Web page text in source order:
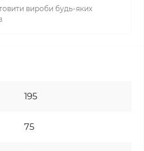
вироби будь-яких
195
75